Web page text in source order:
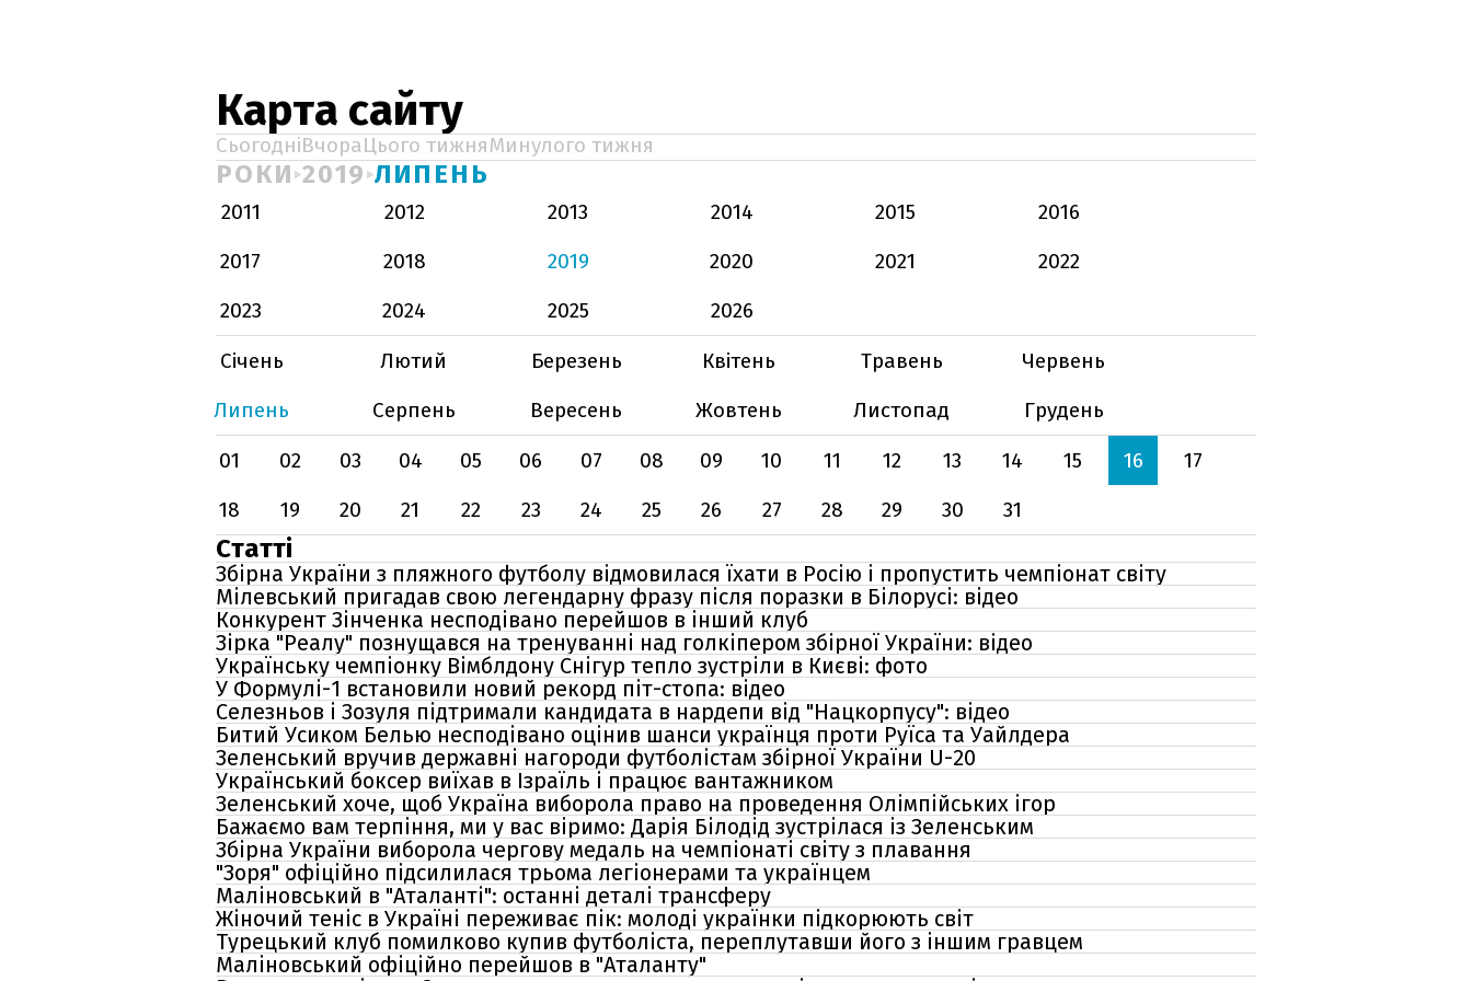
Карта сайту
СьогодніВчораЦього тижняМинулого тижня
РОКИ 2019 ЛИПЕНЬ
2011 2012 2013 2014 2015
2016
2017
2018 2019 2020 2021
2022
2023
2024 2025
2026
Січень
Лютий Березень Квітень Травень
Червень
Липень
Серпень Вересень Жовтень Листопад
Грудень
01
02 03 04 05 06 07 08 09 10 11 12 13 14 15 16
17
18
19 20 21 22 23 24 25 26 27 28 29 30 31
Статті
Збірна України з пляжного футболу відмовилася їхати в Росію і пропустить чемпіонат світу
Мілевський пригадав свою легендарну фразу після поразки в Білорусі: відео
Конкурент Зінченка несподівано перейшов в інший клуб
Зірка "Реалу" познущався на тренуванні над голкіпером збірної України: відео
Українську чемпіонку Вімблдону Снігур тепло зустріли в Києві: фото
У Формулі-1 встановили новий рекорд піт-стопа: відео
Селезньов і Зозуля підтримали кандидата в нардепи від "Нацкорпусу": відео
Битий Усиком Белью несподівано оцінив шанси українця проти Руїса та Уайлдера
Зеленський вручив державні нагороди футболістам збірної України U-20
Український боксер виїхав в Ізраїль і працює вантажником
Зеленський хоче, щоб Україна виборола право на проведення Олімпійських ігор
Бажаємо вам терпіння, ми у вас віримо: Дарія Білодід зустрілася із Зеленським
Збірна України виборола чергову медаль на чемпіонаті світу з плавання
"Зоря" офіційно підсилилася трьома легіонерами та українцем
Маліновський в "Аталанті": останні деталі трансферу
Жіночий теніс в Україні переживає пік: молоді українки підкорюють світ
Турецький клуб помилково купив футболіста, переплутавши його з іншим гравцем
Маліновський офіційно перейшов в "Аталанту"